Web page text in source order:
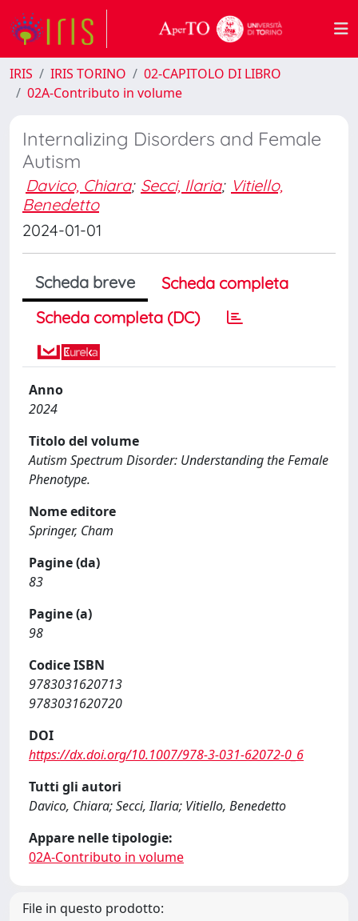
IRIS IRIS TORINO
02-CAPITOLO DI LIBRO
02A-Contributo in volume
Internalizing Disorders and Female
Autism
Davico, Chiara; Secci, Ilaria; Vitiello,
Benedetto
2024-01-01
Scheda breve
Scheda completa
Scheda completa (DC)
Anno
2024
Titolo del volume
Autism Spectrum Disorder: Understanding the Female
Phenotype.
Nome editore
Springer, Cham
Pagine (da)
83
Pagine (a)
98
Codice ISBN
9783031620713
9783031620720
DOI
https://dx.doi.org/10.1007/978-3-031-62072-0_6
Tutti gli autori
Davico, Chiara; Secci, Ilaria; Vitiello, Benedetto
Appare nelle tipologie:
02A-Contributo in volume
File in questo prodotto: